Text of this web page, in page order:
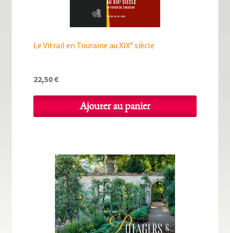
Le Vitrail en Touraine au XIX° siècle
22,50€
Ajouter au panier